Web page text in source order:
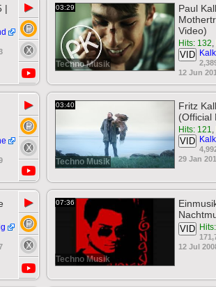
|
▶ 03:29
Techno Musik
Paul
Video)
Hits: 132,
VID
12 Jun
▶ 03:40
Techno Musik
Fritz
(Official
Hits: 121,
VID
29 Jan
▶ 07:36
Techno Musik
VID
12 Jul